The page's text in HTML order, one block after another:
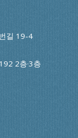
길 19-4
2층·3층